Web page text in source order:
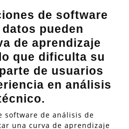
de software
pueden
de aprendizaje
que dificulta su
de usuarios
en análisis
software de análisis de
una curva de aprendizaje